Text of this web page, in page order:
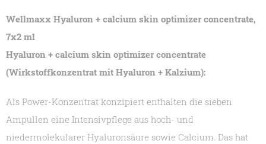
Wellmaxx Hyaluron + calcium skin optimizer concentrate,
7x2 ml
Hyaluron + calcium skin optimizer concentrate
(Wirkstoffkonzentrat mit Hyaluron + Kalzium):
Als Power-Konzentrat konzipiert enthalten die sieben
Ampullen eine Intensivpflege aus hoch- und
niedermolekularer Hyaluronsäure sowie Calcium. Das hat